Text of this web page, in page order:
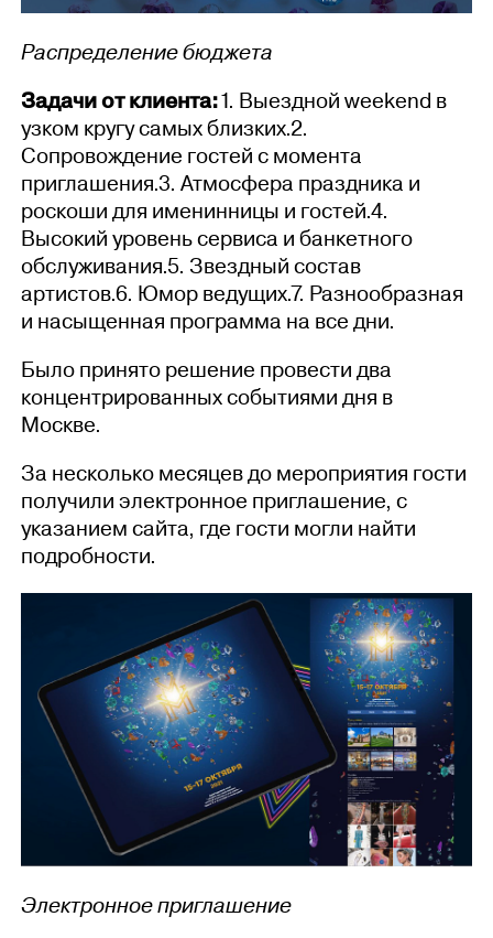
Распределение бюджета
Задачи от клиента:1. Выездной weekend в
узком кругу самых близких.2.
Сопровождение гостей с момента
приглашения.3. Атмосфера праздника и
роскоши для именинницы и гостей.4.
Высокий уровень сервиса и банкетного
обслуживания.5. Звездный состав
артистов.6. Юмор ведущих.7. Разнообразная
и насыщенная программа на все дни.
Было принято решение провести два
концентрированных событиями дня в
Москве.
За несколько месяцев до мероприятия гости
получили электронное приглашение, с
указанием сайта, где гости могли найти
подробности.
Электронное приглашение